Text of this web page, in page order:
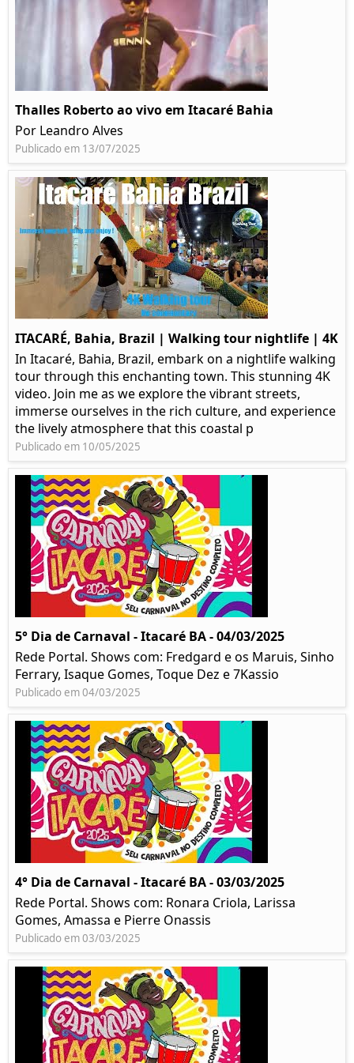
Thalles Roberto ao vivo em Itacaré Bahia
Por Leandro Alves
Publicado em 13/07/2025
ITACARÉ, Bahia, Brazil | Walking tour nightlife | 4K
In Itacaré, Bahia, Brazil, embark on a nightlife walking
tour through this enchanting town. This stunning 4K
video. Join me as we explore the vibrant streets,
immerse ourselves in the rich culture, and experience
the lively atmosphere that this coastal p
Publicado em 10/05/2025
5° Dia de Carnaval - Itacaré BA - 04/03/2025
Rede Portal. Shows com: Fredgard e os Maruis, Sinho
Ferrary, Isaque Gomes, Toque Dez e 7Kassio
Publicado em 04/03/2025
4° Dia de Carnaval - Itacaré BA - 03/03/2025
Rede Portal. Shows com: Ronara Criola, Larissa
Gomes, Amassa e Pierre Onassis
Publicado em 03/03/2025